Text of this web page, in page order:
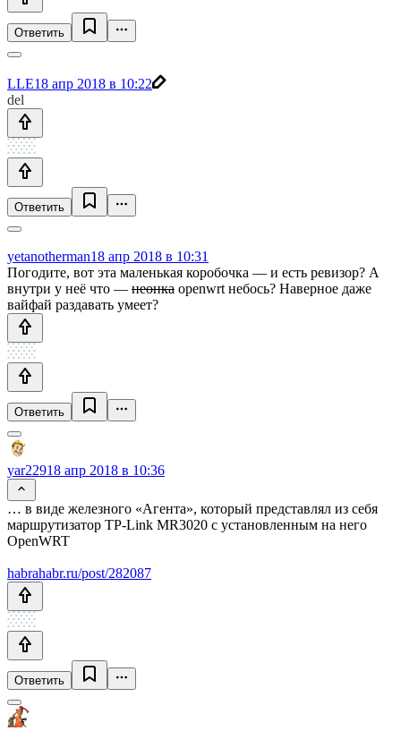
Ответить
LLE18 апр 2018 в 10:22
del
Ответить
yetanotherman18 апр 2018 в 10:31
Погодите, вот эта маленькая коробочка — и есть ревизор? А
внутри у неё что — неонка openwrt небось? Наверное даже
вайфай раздавать умеет?
Ответить
yar22918 апр 2018 в 10:36
… в виде железного «Агента», который представлял из себя
маршрутизатор TP-Link MR3020 с установленным на него
OpenWRT
habrahabr.ru/post/282087
Ответить